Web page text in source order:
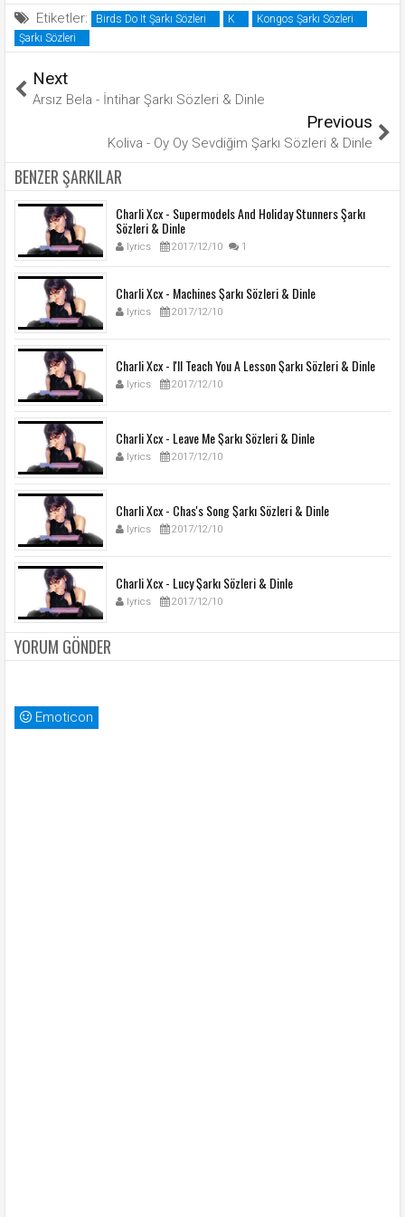
Etiketler: Birds Do It Şarkı Sözleri K
Kongos Şarkı Sözleri
Şarkı Sözleri
Next
Arsız Bela - İntihar Şarkı Sözleri & Dinle
Previous
Koliva - Oy Oy Sevdiğim Şarkı Sözleri & Dinle
BENZER ŞARKILAR
Charli Xcx - Supermodels And Holiday Stunners Şarkı
Sözleri & Dinle
lyrics 2017/12/10 1
Charli Xcx - Machines Şarkı Sözleri & Dinle
lyrics 2017/12/10
Charli Xcx - I'll Teach You A Lesson Şarkı Sözleri & Dinle
lyrics 2017/12/10
Charli Xcx - Leave Me Şarkı Sözleri & Dinle
lyrics 2017/12/10
Charli Xcx - Chas's Song Şarkı Sözleri & Dinle
lyrics 2017/12/10
Charli Xcx - Lucy Şarkı Sözleri & Dinle
lyrics 2017/12/10
YORUM GÖNDER
Emoticon